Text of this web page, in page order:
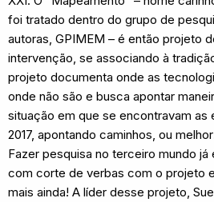
foi tratado dentro do grupo de
autoras, GPIMEM – é então projeto
intervenção, se associando à
projeto documenta onde as
onde não são e busca apontar
situação em que se encontravam as
2017, apontando caminhos, ou
Fazer pesquisa no terceiro mundo já
com corte de verbas com o projeto
mais ainda! A líder desse projeto,